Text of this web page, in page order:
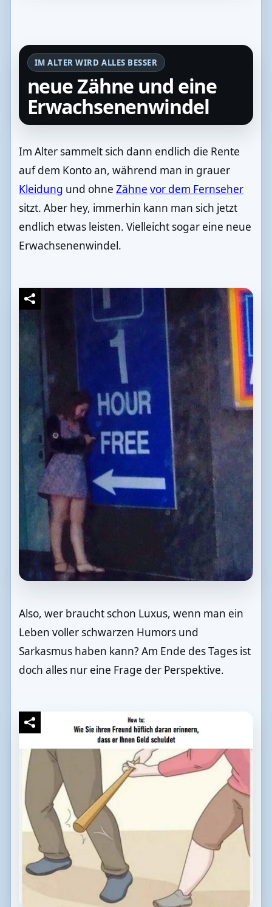
IM ALTER WIRD ALLES BESSER
neue Zähne und eine
Erwachsenenwindel
Im Alter sammelt sich dann endlich die Rente
auf dem Konto an, während man in grauer
Kleidung und ohne Zähne vor dem Fernseher
sitzt. Aber hey, immerhin kann man sich jetzt
endlich etwas leisten. Vielleicht sogar eine neue
Erwachsenenwindel.
Also, wer braucht schon Luxus, wenn man ein
Leben voller schwarzen Humors und
Sarkasmus haben kann? Am Ende des Tages ist
doch alles nur eine Frage der Perspektive.